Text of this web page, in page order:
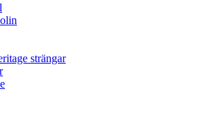
strängar